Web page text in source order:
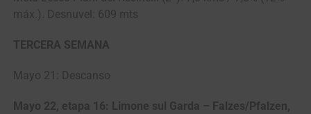
máx.). Desnuvel: 609 mts
TERCERA SEMANA
Mayo 21: Descanso
Mayo 22, etapa 16: Limone sul Garda – Falzes/Pfalzen,